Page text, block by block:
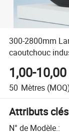
300-2800mm
caoutchouc
1,00-
50 Mètres
Attributs clés
N° de Modèle.: